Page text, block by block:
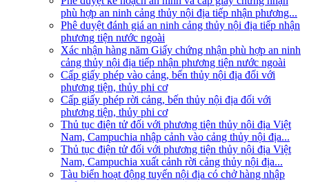
phù hợp an ninh cảng thủy nội địa tiếp nhận phương...
Phê duyệt đánh giá an ninh cảng thủy nội địa tiếp nhận
phương tiện nước ngoài
Xác nhận hàng năm Giấy chứng nhận phù hợp an ninh
cảng thủy nội địa tiếp nhận phương tiện nước ngoài
Cấp giấy phép vào cảng, bến thủy nội địa đối với
phương tiện, thủy phi cơ
Cấp giấy phép rời cảng, bến thủy nội địa đối với
phương tiện, thủy phi cơ
Thủ tục điện tử đối với phương tiện thủy nội địa Việt
Nam, Campuchia nhập cảnh vào cảng thủy nội địa...
Thủ tục điện tử đối với phương tiện thủy nội địa Việt
Nam, Campuchia xuất cảnh rời cảng thủy nội địa...
Tàu biển hoạt động tuyến nội địa có chở hàng nhập